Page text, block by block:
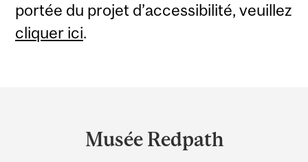
portée du projet d’accessibilité, veuillez
cliquer ici.
Musée Redpath